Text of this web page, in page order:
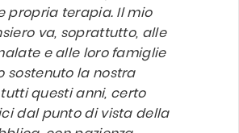
propria terapia. Il mio
va, soprattutto, alle
e alle loro famiglie
sostenuto la nostra
questi anni, certo
dal punto di vista della